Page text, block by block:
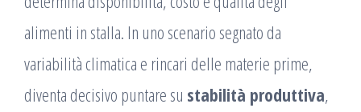
alimenti in stalla. In uno scenario segnato da
variabilità climatica e rincari delle materie prime,
diventa decisivo puntare su stabilità produttiva,